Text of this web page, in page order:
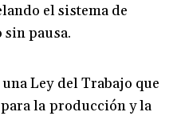
el sistema de
pausa.
Ley del Trabajo que
la producción y la